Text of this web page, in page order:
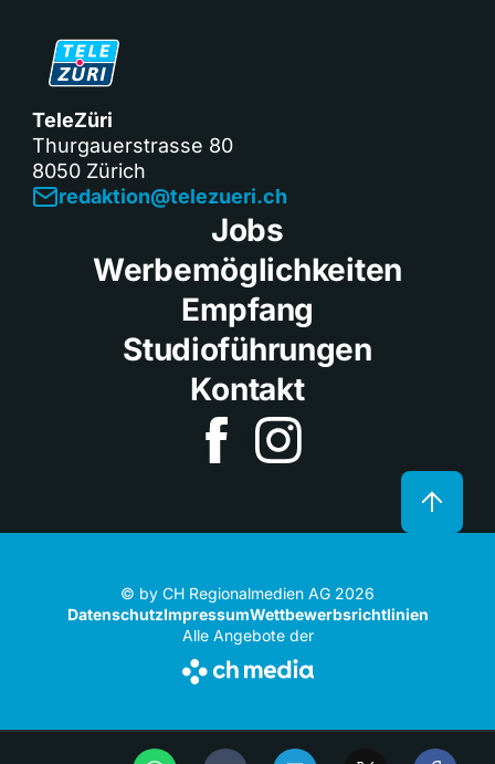
TeleZüri
Thurgauerstrasse 80
8050 Zürich
redaktion@telezueri.ch
Jobs
Werbemöglichkeiten
Empfang
Studioführungen
Kontakt
© by CH Regionalmedien AG 2026
DatenschutzImpressumWettbewerbsrichtlinien
Alle Angebote der